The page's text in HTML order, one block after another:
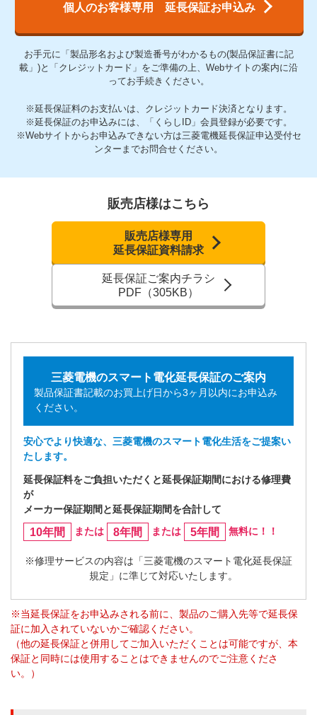
個人のお客様専用 延長保証お申込み
お手元に「製品形名および製造番号がわかるもの(製品保証書に記
載」)と「クレジットカード」をご準備の上、Webサイトの案内に沿
ってお手続きください。
※延長保証料のお支払いは、クレジットカード決済となります。
※延長保証のお申込みには、「くらしID」会員登録が必要です。
※Webサイトからお申込みできない方は三菱電機延長保証申込受付セ
ンターまでお問合せください。
販売店様はこちら
販売店様専用
延長保証資料請求
延長保証ご案内チラシ
PDF（305KB）
三菱電機のスマート電化延長保証のご案内
製品保証書記載のお買上げ日から3ヶ月以内にお申込み
ください。
安心でより快適な、三菱電機のスマート電化生活をご提案い
たします。
延長保証料をご負担いただくと延長保証期間における修理費
が
メーカー保証期間と延長保証期間を合計して
10年間 または 8年間 または 5年間 無料に！！
※修理サービスの内容は「三菱電機のスマート電化延長保証
規定」に準じて対応いたします。
※当延長保証をお申込みされる前に、製品のご購入先等で延長保
証に加入されていないかご確認ください。
（他の延長保証と併用してご加入いただくことは可能ですが、本
保証と同時には使用することはできませんのでご注意くださ
い。）